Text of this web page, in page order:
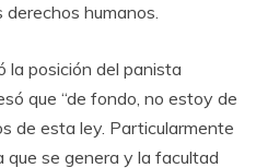
derechos humanos.
la posición del panista
que “de fondo, no estoy de
de esta ley. Particularmente
se genera y la facultad